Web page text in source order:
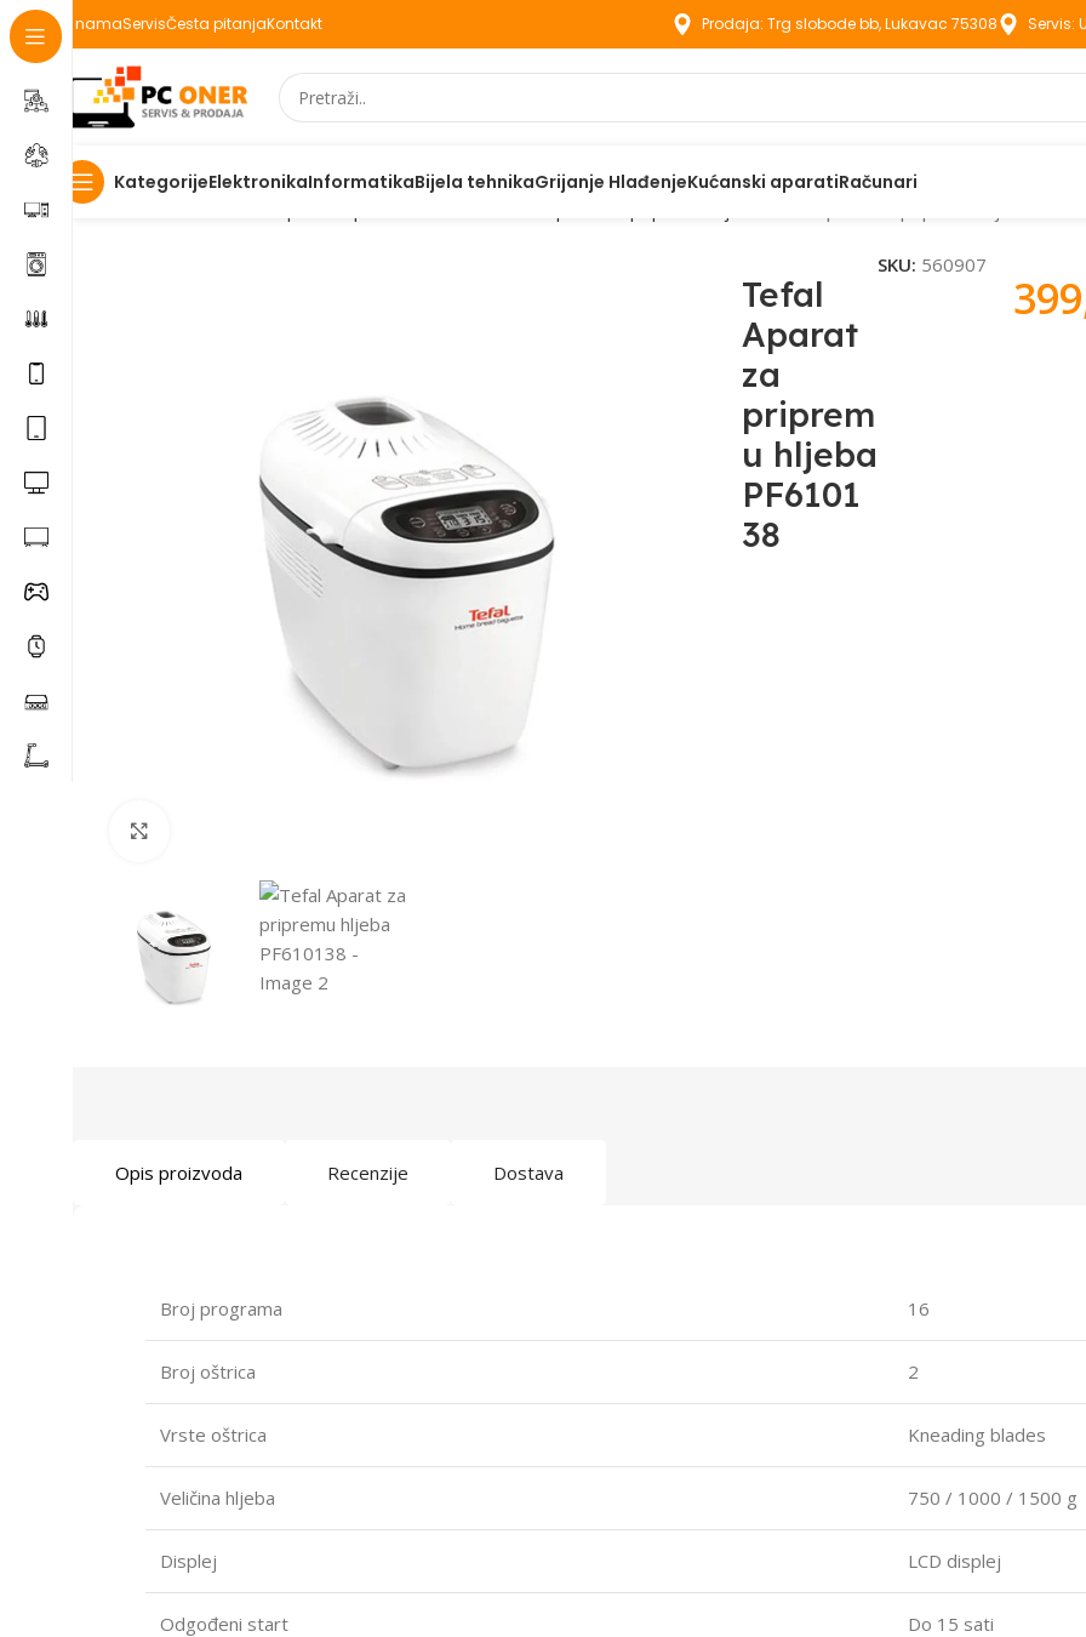
O namaServisČesta pitanjaKontakt Prodaja: Trg slobode bb, Lukavac 75308 Servis:
KategorijeElektronikaInformatikaBijela tehnikaGrijanje HlađenjeKućanski aparatiRačunari
Početna
Tefal
Aparat
za
priprem
u hljeba
PF6101
38
SKU: 560907
Opis proizvoda Recenzije Dostava
Broj programa 16
Broj oštrica 2
Vrste oštrica Kneading blades
Veličina hljeba 750 / 1000 / 1500 g
Displej LCD displej
Odgođeni start Do 15 sati